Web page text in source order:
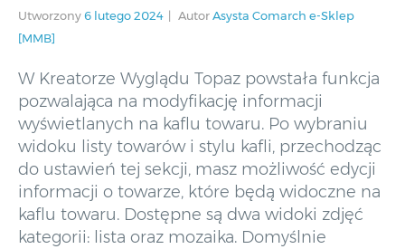
Utworzony6 lutego 2024 AutorAsysta Comarch e-Sklep
[MMB]
W Kreatorze Wyglądu Topaz powstała funkcja
pozwalająca na modyfikację informacji
wyświetlanych na kaflu towaru. Po wybraniu
widoku listy towarów i stylu kafli, przechodząc
do ustawień tej sekcji, masz możliwość edycji
informacji o towarze, które będą widoczne na
kaflu towaru. Dostępne są dwa widoki zdjęć
kategorii: lista oraz mozaika. Domyślnie